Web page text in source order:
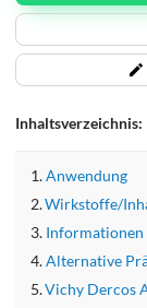
Inhaltsverzeichnis:
Anwendung
Wirkstoffe/
Informationen
Alternative
Vichy Dercos